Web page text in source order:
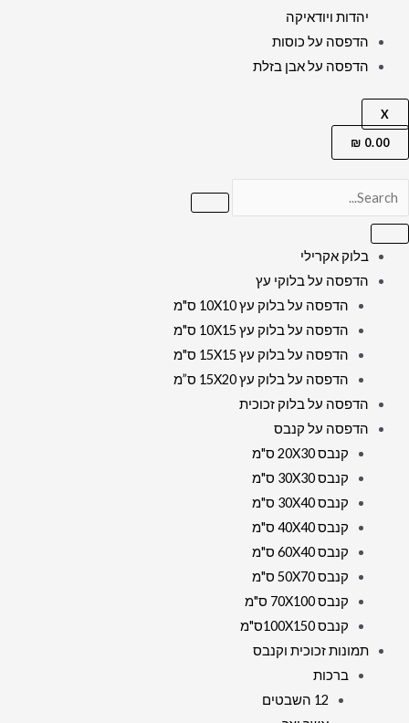
יהדות ויודאיקה
הדפסה על כוסות
הדפסה על אבן בזלת
X
0.00
₪
בלוק אקרילי
הדפסה על בלוקי עץ
הדפסה על בלוק עץ 10X10 ס"מ
הדפסה על בלוק עץ 10X15 ס"מ
הדפסה על בלוק עץ 15X15 ס"מ
הדפסה על בלוק עץ 15X20 ס”מ
הדפסה על בלוק זכוכית
הדפסה על קנבס
קנבס 20X30 ס"מ
קנבס 30X30 ס"מ
קנבס 30X40 ס"מ
קנבס 40X40 ס"מ
קנבס 60X40 ס"מ
קנבס 50X70 ס"מ
קנבס 70X100 ס"מ
קנבס 100X150ס"מ
תמונות זכוכית וקנבס
ברכות
12 השבטים